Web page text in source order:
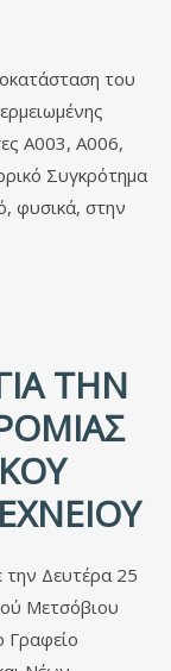
του
A003, A006,
Συγκρότημα
φυσικά, στην
ΤΗΝ
την Δευτέρα 25
Μετσόβιου
Γραφείο